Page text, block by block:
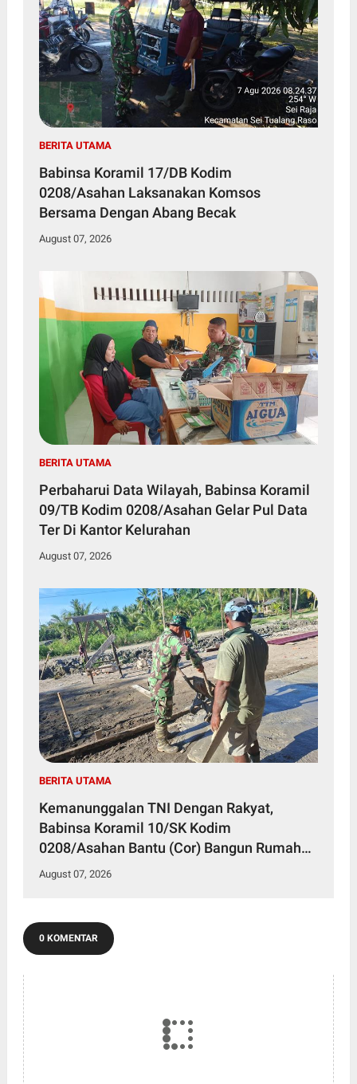
BERITA UTAMA
Babinsa Koramil 17/DB Kodim
0208/Asahan Laksanakan Komsos
Bersama Dengan Abang Becak
August 07, 2026
BERITA UTAMA
Perbaharui Data Wilayah, Babinsa Koramil
09/TB Kodim 0208/Asahan Gelar Pul Data
Ter Di Kantor Kelurahan
August 07, 2026
BERITA UTAMA
Kemanunggalan TNI Dengan Rakyat,
Babinsa Koramil 10/SK Kodim
0208/Asahan Bantu (Cor) Bangun Rumah
Warga
August 07, 2026
0 KOMENTAR